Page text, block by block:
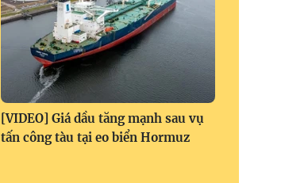
[VIDEO] Giá dầu tăng mạnh sau vụ
tấn công tàu tại eo biển Hormuz